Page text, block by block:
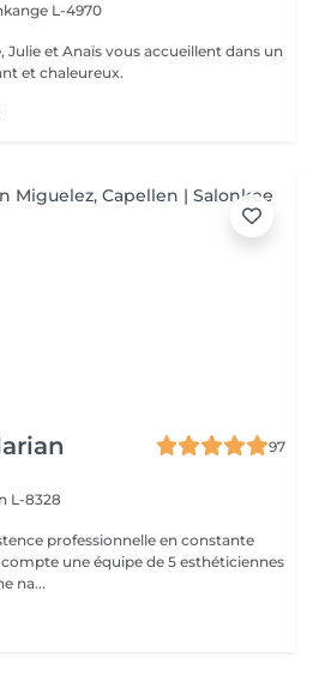
L-4970
et chaleureux.
97
L-8328
professionnelle en constante
une équipe de 5 esthéticiennes
na...